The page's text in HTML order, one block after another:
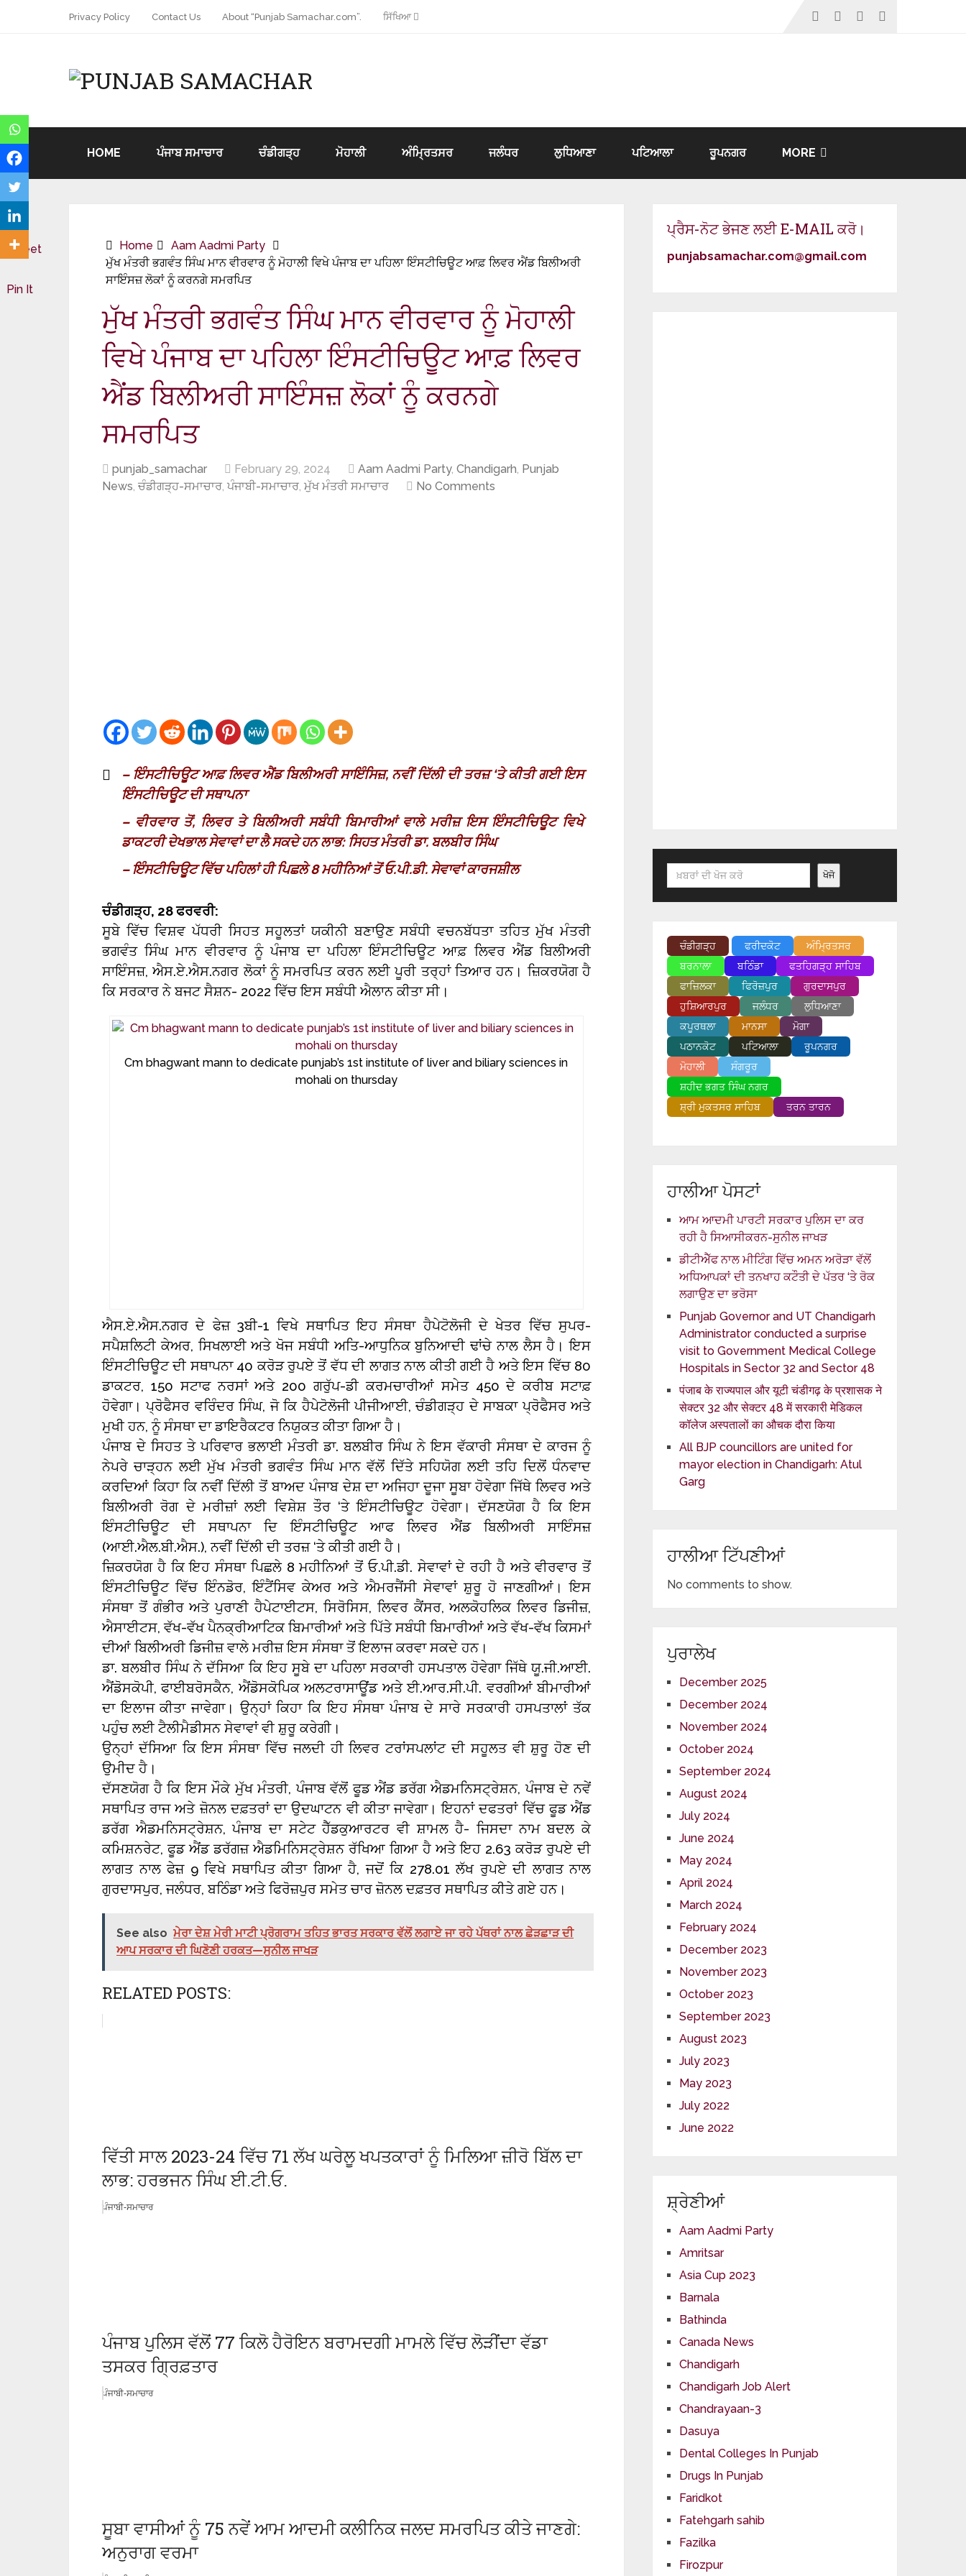
Privacy Policy Contact Us About “Punjab Samachar.com”. ਸਿੱਖਿਆ
HOME ਪੰਜਾਬ ਸਮਾਚਾਰ ਚੰਡੀਗੜ੍ਹ ਮੋਹਾਲੀ ਅੰਮ੍ਰਿਤਸਰ ਜਲੰਧਰ ਲੁਧਿਆਣਾ ਪਟਿਆਲਾ ਰੂਪਨਗਰ MORE
Home
Aam Aadmi Party
ਮੁੱਖ ਮੰਤਰੀ ਭਗਵੰਤ ਸਿੰਘ ਮਾਨ ਵੀਰਵਾਰ ਨੂੰ ਮੋਹਾਲੀ ਵਿਖੇ ਪੰਜਾਬ ਦਾ ਪਹਿਲਾ ਇੰਸਟੀਚਿਊਟ ਆਫ਼ ਲਿਵਰ ਐਂਡ ਬਿਲੀਅਰੀ
ਸਾਇੰਸਜ਼ ਲੋਕਾਂ ਨੂੰ ਕਰਨਗੇ ਸਮਰਪਿਤ
ਮੁੱਖ ਮੰਤਰੀ ਭਗਵੰਤ ਸਿੰਘ ਮਾਨ ਵੀਰਵਾਰ ਨੂੰ ਮੋਹਾਲੀ
ਵਿਖੇ ਪੰਜਾਬ ਦਾ ਪਹਿਲਾ ਇੰਸਟੀਚਿਊਟ ਆਫ਼ ਲਿਵਰ
ਐਂਡ ਬਿਲੀਅਰੀ ਸਾਇੰਸਜ਼ ਲੋਕਾਂ ਨੂੰ ਕਰਨਗੇ
ਸਮਰਪਿਤ
punjab_samachar February 29, 2024 Aam Aadmi Party, Chandigarh, Punjab
News, ਚੰਡੀਗੜ੍ਹ-ਸਮਾਚਾਰ, ਪੰਜਾਬੀ-ਸਮਾਚਾਰ, ਮੁੱਖ ਮੰਤਰੀ ਸਮਾਚਾਰ No Comments
– ਇੰਸਟੀਚਿਊਟ ਆਫ਼ ਲਿਵਰ ਐਂਡ ਬਿਲੀਅਰੀ ਸਾਇੰਸਿਜ਼, ਨਵੀਂ ਦਿੱਲੀ ਦੀ ਤਰਜ਼ ‘ਤੇ ਕੀਤੀ ਗਈ ਇਸ
ਇੰਸਟੀਚਿਊਟ ਦੀ ਸਥਾਪਨਾ
– ਵੀਰਵਾਰ ਤੋਂ, ਲਿਵਰ ਤੇ ਬਿਲੀਅਰੀ ਸਬੰਧੀ ਬਿਮਾਰੀਆਂ ਵਾਲੇ ਮਰੀਜ਼ ਇਸ ਇੰਸਟੀਚਿਊਟ ਵਿਖੇ
ਡਾਕਟਰੀ ਦੇਖਭਾਲ ਸੇਵਾਵਾਂ ਦਾ ਲੈ ਸਕਦੇ ਹਨ ਲਾਭ: ਸਿਹਤ ਮੰਤਰੀ ਡਾ. ਬਲਬੀਰ ਸਿੰਘ
– ਇੰਸਟੀਚਿਊਟ ਵਿੱਚ ਪਹਿਲਾਂ ਹੀ ਪਿਛਲੇ 8 ਮਹੀਨਿਆਂ ਤੋਂ ਓ.ਪੀ.ਡੀ. ਸੇਵਾਵਾਂ ਕਾਰਜਸ਼ੀਲ
ਚੰਡੀਗੜ੍ਹ, 28 ਫਰਵਰੀ:
ਸੂਬੇ ਵਿੱਚ ਵਿਸ਼ਵ ਪੱਧਰੀ ਸਿਹਤ ਸਹੂਲਤਾਂ ਯਕੀਨੀ ਬਣਾਉਣ ਸਬੰਧੀ ਵਚਨਬੱਧਤਾ ਤਹਿਤ ਮੁੱਖ ਮੰਤਰੀ
ਭਗਵੰਤ ਸਿੰਘ ਮਾਨ ਵੀਰਵਾਰ ਨੂੰ ਪੰਜਾਬ ਦਾ ਪਹਿਲਾ ਇੰਸਟੀਚਿਊਟ ਆਫ਼ ਲਿਵਰ ਐਂਡ ਬਿਲੀਅਰੀ
ਸਾਇੰਸਜ਼, ਐਸ.ਏ.ਐਸ.ਨਗਰ ਲੋਕਾਂ ਨੂੰ ਸਮਰਪਿਤ ਕਰਨ ਲਈ ਪੂਰੀ ਤਰ੍ਹਾਂ ਤਿਆਰ ਹਨ। ਜ਼ਿਕਰਯੋਗ ਹੈ
ਕਿ ਸਰਕਾਰ ਨੇ ਬਜਟ ਸੈਸ਼ਨ- 2022 ਵਿੱਚ ਇਸ ਸਬੰਧੀ ਐਲਾਨ ਕੀਤਾ ਸੀ।
Cm bhagwant mann to dedicate punjab’s 1st institute of liver and biliary sciences in
mohali on thursday
ਐਸ.ਏ.ਐਸ.ਨਗਰ ਦੇ ਫੇਜ਼ 3ਬੀ-1 ਵਿਖੇ ਸਥਾਪਿਤ ਇਹ ਸੰਸਥਾ ਹੈਪੇਟੋਲੋਜੀ ਦੇ ਖੇਤਰ ਵਿੱਚ ਸੁਪਰ-
ਸਪੈਸ਼ਲਿਟੀ ਕੇਅਰ, ਸਿਖਲਾਈ ਅਤੇ ਖੋਜ ਸਬੰਧੀ ਅਤਿ-ਆਧੁਨਿਕ ਬੁਨਿਆਦੀ ਢਾਂਚੇ ਨਾਲ ਲੈਸ ਹੈ। ਇਸ
ਇੰਸਟੀਚਿਊਟ ਦੀ ਸਥਾਪਨਾ 40 ਕਰੋੜ ਰੁਪਏ ਤੋਂ ਵੱਧ ਦੀ ਲਾਗਤ ਨਾਲ ਕੀਤੀ ਗਈ ਹੈ ਅਤੇ ਇਸ ਵਿੱਚ 80
ਡਾਕਟਰ, 150 ਸਟਾਫ ਨਰਸਾਂ ਅਤੇ 200 ਗਰੁੱਪ-ਡੀ ਕਰਮਚਾਰੀਆਂ ਸਮੇਤ 450 ਦੇ ਕਰੀਬ ਸਟਾਫ਼
ਹੋਵੇਗਾ। ਪ੍ਰੋਫੈਸਰ ਵਰਿੰਦਰ ਸਿੰਘ, ਜੋ ਕਿ ਹੈਪੇਟੋਲੋਜੀ ਪੀਜੀਆਈ, ਚੰਡੀਗੜ੍ਹ ਦੇ ਸਾਬਕਾ ਪ੍ਰੋਫੈਸਰ ਅਤੇ
ਮੁਖੀ ਹਨ, ਨੂੰ ਸੰਸਥਾ ਦਾ ਡਾਇਰੈਕਟਰ ਨਿਯੁਕਤ ਕੀਤਾ ਗਿਆ ਹੈ।
ਪੰਜਾਬ ਦੇ ਸਿਹਤ ਤੇ ਪਰਿਵਾਰ ਭਲਾਈ ਮੰਤਰੀ ਡਾ. ਬਲਬੀਰ ਸਿੰਘ ਨੇ ਇਸ ਵੱਕਾਰੀ ਸੰਸਥਾ ਦੇ ਕਾਰਜ ਨੂੰ
ਨੇਪਰੇ ਚਾੜ੍ਹਨ ਲਈ ਮੁੱਖ ਮੰਤਰੀ ਭਗਵੰਤ ਸਿੰਘ ਮਾਨ ਵੱਲੋਂ ਦਿੱਤੇ ਸਹਿਯੋਗ ਲਈ ਤਹਿ ਦਿਲੋਂ ਧੰਨਵਾਦ
ਕਰਦਿਆਂ ਕਿਹਾ ਕਿ ਨਵੀਂ ਦਿੱਲੀ ਤੋਂ ਬਾਅਦ ਪੰਜਾਬ ਦੇਸ਼ ਦਾ ਅਜਿਹਾ ਦੂਜਾ ਸੂਬਾ ਹੋਵੇਗਾ ਜਿੱਥੇ ਲਿਵਰ ਅਤੇ
ਬਿਲੀਅਰੀ ਰੋਗ ਦੇ ਮਰੀਜ਼ਾਂ ਲਈ ਵਿਸ਼ੇਸ਼ ਤੌਰ ‘ਤੇ ਇੰਸਟੀਚਿਊਟ ਹੋਵੇਗਾ। ਦੱਸਣਯੋਗ ਹੈ ਕਿ ਇਸ
ਇੰਸਟੀਚਿਊਟ ਦੀ ਸਥਾਪਨਾ ਦਿ ਇੰਸਟੀਚਿਊਟ ਆਫ ਲਿਵਰ ਐਂਡ ਬਿਲੀਅਰੀ ਸਾਇੰਸਜ਼
(ਆਈ.ਐਲ.ਬੀ.ਐਸ.), ਨਵੀਂ ਦਿੱਲੀ ਦੀ ਤਰਜ਼ ‘ਤੇ ਕੀਤੀ ਗਈ ਹੈ।
ਜ਼ਿਕਰਯੋਗ ਹੈ ਕਿ ਇਹ ਸੰਸਥਾ ਪਿਛਲੇ 8 ਮਹੀਨਿਆਂ ਤੋਂ ਓ.ਪੀ.ਡੀ. ਸੇਵਾਵਾਂ ਦੇ ਰਹੀ ਹੈ ਅਤੇ ਵੀਰਵਾਰ ਤੋਂ
ਇੰਸਟੀਚਿਊਟ ਵਿੱਚ ਇੰਨਡੋਰ, ਇੰਟੈਂਸਿਵ ਕੇਅਰ ਅਤੇ ਐਮਰਜੈਂਸੀ ਸੇਵਾਵਾਂ ਸ਼ੁਰੂ ਹੋ ਜਾਣਗੀਆਂ। ਇਸ
ਸੰਸਥਾ ਤੋਂ ਗੰਭੀਰ ਅਤੇ ਪੁਰਾਣੀ ਹੈਪੇਟਾਈਟਸ, ਸਿਰੋਸਿਸ, ਲਿਵਰ ਕੈਂਸਰ, ਅਲਕੋਹਲਿਕ ਲਿਵਰ ਡਿਜੀਜ਼,
ਐਸਾਈਟਸ, ਵੱਖ-ਵੱਖ ਪੈਨਕ੍ਰੀਆਟਿਕ ਬਿਮਾਰੀਆਂ ਅਤੇ ਪਿੱਤੇ ਸਬੰਧੀ ਬਿਮਾਰੀਆਂ ਅਤੇ ਵੱਖ-ਵੱਖ ਕਿਸਮਾਂ
ਦੀਆਂ ਬਿਲੀਅਰੀ ਡਿਜੀਜ਼ ਵਾਲੇ ਮਰੀਜ਼ ਇਸ ਸੰਸਥਾ ਤੋਂ ਇਲਾਜ ਕਰਵਾ ਸਕਦੇ ਹਨ।
ਡਾ. ਬਲਬੀਰ ਸਿੰਘ ਨੇ ਦੱਸਿਆ ਕਿ ਇਹ ਸੂਬੇ ਦਾ ਪਹਿਲਾ ਸਰਕਾਰੀ ਹਸਪਤਾਲ ਹੋਵੇਗਾ ਜਿੱਥੇ ਯੂ.ਜੀ.ਆਈ.
ਐਂਡੋਸਕੋਪੀ, ਫਾਈਬਰੋਸਕੈਨ, ਐਂਡੋਸਕੋਪਿਕ ਅਲਟਰਾਸਾਊਂਡ ਅਤੇ ਈ.ਆਰ.ਸੀ.ਪੀ. ਵਰਗੀਆਂ ਬੀਮਾਰੀਆਂ
ਦਾ ਇਲਾਜ ਕੀਤਾ ਜਾਵੇਗਾ। ਉਨ੍ਹਾਂ ਕਿਹਾ ਕਿ ਇਹ ਸੰਸਥਾ ਪੰਜਾਬ ਦੇ ਸਾਰੇ ਸਰਕਾਰੀ ਹਸਪਤਾਲਾਂ ਤੱਕ
ਪਹੁੰਚ ਲਈ ਟੈਲੀਮੈਡੀਸਨ ਸੇਵਾਵਾਂ ਵੀ ਸ਼ੁਰੂ ਕਰੇਗੀ।
ਉਨ੍ਹਾਂ ਦੱਸਿਆ ਕਿ ਇਸ ਸੰਸਥਾ ਵਿੱਚ ਜਲਦੀ ਹੀ ਲਿਵਰ ਟਰਾਂਸਪਲਾਂਟ ਦੀ ਸਹੂਲਤ ਵੀ ਸ਼ੁਰੂ ਹੋਣ ਦੀ
ਉਮੀਦ ਹੈ।
ਦੱਸਣਯੋਗ ਹੈ ਕਿ ਇਸ ਮੌਕੇ ਮੁੱਖ ਮੰਤਰੀ, ਪੰਜਾਬ ਵੱਲੋਂ ਫੂਡ ਐਂਡ ਡਰੱਗ ਐਡਮਨਿਸਟ੍ਰੇਸ਼ਨ, ਪੰਜਾਬ ਦੇ ਨਵੇਂ
ਸਥਾਪਿਤ ਰਾਜ ਅਤੇ ਜ਼ੋਨਲ ਦਫ਼ਤਰਾਂ ਦਾ ਉਦਘਾਟਨ ਵੀ ਕੀਤਾ ਜਾਵੇਗਾ। ਇਹਨਾਂ ਦਫਤਰਾਂ ਵਿੱਚ ਫੂਡ ਐਂਡ
ਡਰੱਗ ਐਡਮਨਿਸਟ੍ਰੇਸ਼ਨ, ਪੰਜਾਬ ਦਾ ਸਟੇਟ ਹੈੱਡਕੁਆਰਟਰ ਵੀ ਸ਼ਾਮਲ ਹੈ- ਜਿਸਦਾ ਨਾਮ ਬਦਲ ਕੇ
ਕਮਿਸ਼ਨਰੇਟ, ਫੂਡ ਐਂਡ ਡਰੱਗਜ਼ ਐਡਮਿਨਿਸਟ੍ਰੇਸ਼ਨ ਰੱਖਿਆ ਗਿਆ ਹੈ ਅਤੇ ਇਹ 2.63 ਕਰੋੜ ਰੁਪਏ ਦੀ
ਲਾਗਤ ਨਾਲ ਫੇਜ਼ 9 ਵਿਖੇ ਸਥਾਪਿਤ ਕੀਤਾ ਗਿਆ ਹੈ, ਜਦੋਂ ਕਿ 278.01 ਲੱਖ ਰੁਪਏ ਦੀ ਲਾਗਤ ਨਾਲ
ਗੁਰਦਾਸਪੁਰ, ਜਲੰਧਰ, ਬਠਿੰਡਾ ਅਤੇ ਫਿਰੋਜ਼ਪੁਰ ਸਮੇਤ ਚਾਰ ਜ਼ੋਨਲ ਦਫ਼ਤਰ ਸਥਾਪਿਤ ਕੀਤੇ ਗਏ ਹਨ।
See also ਮੇਰਾ ਦੇਸ਼ ਮੇਰੀ ਮਾਟੀ ਪ੍ਰੋਗਰਾਮ ਤਹਿਤ ਭਾਰਤ ਸਰਕਾਰ ਵੱਲੋਂ ਲਗਾਏ ਜਾ ਰਹੇ ਪੱਥਰਾਂ ਨਾਲ ਛੇੜਛਾੜ ਦੀ
ਆਪ ਸਰਕਾਰ ਦੀ ਘਿਣੋਣੀ ਹਰਕਤ—ਸੁਨੀਲ ਜਾਖੜ
RELATED POSTS:
ਵਿੱਤੀ ਸਾਲ 2023-24 ਵਿੱਚ 71 ਲੱਖ ਘਰੇਲੂ ਖਪਤਕਾਰਾਂ ਨੂੰ ਮਿਲਿਆ ਜ਼ੀਰੋ ਬਿੱਲ ਦਾ
ਲਾਭ: ਹਰਭਜਨ ਸਿੰਘ ਈ.ਟੀ.ਓ.
ਪੰਜਾਬੀ-ਸਮਾਚਾਰ
ਪੰਜਾਬ ਪੁਲਿਸ ਵੱਲੋਂ 77 ਕਿਲੋ ਹੈਰੋਇਨ ਬਰਾਮਦਗੀ ਮਾਮਲੇ ਵਿੱਚ ਲੋੜੀਂਦਾ ਵੱਡਾ
ਤਸਕਰ ਗ੍ਰਿਫ਼ਤਾਰ
ਪੰਜਾਬੀ-ਸਮਾਚਾਰ
ਸੂਬਾ ਵਾਸੀਆਂ ਨੂੰ 75 ਨਵੇਂ ਆਮ ਆਦਮੀ ਕਲੀਨਿਕ ਜਲਦ ਸਮਰਪਿਤ ਕੀਤੇ ਜਾਣਗੇ:
ਅਨੁਰਾਗ ਵਰਮਾ
Tweet
Pin It
ਪ੍ਰੈਸ-ਨੋਟ ਭੇਜਣ ਲਈ E-MAIL ਕਰੋ।
punjabsamachar.com@gmail.com
Search ਖੋਜੋ
ਚੰਡੀਗੜ੍ਹ ਫਰੀਦਕੋਟ
ਅੰਮ੍ਰਿਤਸਰ
ਬਰਨਾਲਾ
ਬਠਿੰਡਾ
ਫਤਹਿਗੜ੍ਹ ਸਾਹਿਬ
ਫਾਜ਼ਿਲਕਾ
ਫਿਰੋਜ਼ਪੁਰ
ਗੁਰਦਾਸਪੁਰ
ਹੁਸ਼ਿਆਰਪੁਰ
ਜਲੰਧਰ
ਲੁਧਿਆਣਾ
ਕਪੂਰਥਲਾ
ਮਾਨਸਾ
ਮੋਗਾ
ਪਠਾਨਕੋਟ
ਪਟਿਆਲਾ
ਰੂਪਨਗਰ
ਮੋਹਾਲੀ
ਸੰਗਰੂਰ
ਸ਼ਹੀਦ ਭਗਤ ਸਿੰਘ ਨਗਰ
ਸ਼੍ਰੀ ਮੁਕਤਸਰ ਸਾਹਿਬ
ਤਰਨ ਤਾਰਨ
ਹਾਲੀਆ ਪੋਸਟਾਂ
ਆਮ ਆਦਮੀ ਪਾਰਟੀ ਸਰਕਾਰ ਪੁਲਿਸ ਦਾ ਕਰ
ਰਹੀ ਹੈ ਸਿਆਸੀਕਰਨ-ਸੁਨੀਲ ਜਾਖੜ
ਡੀਟੀਐੱਫ ਨਾਲ ਮੀਟਿੰਗ ਵਿੱਚ ਅਮਨ ਅਰੋੜਾ ਵੱਲੋਂ
ਅਧਿਆਪਕਾਂ ਦੀ ਤਨਖਾਹ ਕਟੌਤੀ ਦੇ ਪੱਤਰ ‘ਤੇ ਰੋਕ
ਲਗਾਉਣ ਦਾ ਭਰੋਸਾ
Punjab Governor and UT Chandigarh
Administrator conducted a surprise
visit to Government Medical College
Hospitals in Sector 32 and Sector 48
पंजाब के राज्यपाल और यूटी चंडीगढ़ के प्रशासक ने
सेक्टर 32 और सेक्टर 48 में सरकारी मेडिकल
कॉलेज अस्पतालों का औचक दौरा किया
All BJP councillors are united for
mayor election in Chandigarh: Atul
Garg
ਹਾਲੀਆ ਟਿੱਪਣੀਆਂ
No comments to show.
ਪੁਰਾਲੇਖ
December 2025
December 2024
November 2024
October 2024
September 2024
August 2024
July 2024
June 2024
May 2024
April 2024
March 2024
February 2024
December 2023
November 2023
October 2023
September 2023
August 2023
July 2023
May 2023
July 2022
June 2022
ਸ਼੍ਰੇਣੀਆਂ
Aam Aadmi Party
Amritsar
Asia Cup 2023
Barnala
Bathinda
Canada News
Chandigarh
Chandigarh Job Alert
Chandrayaan-3
Dasuya
Dental Colleges In Punjab
Drugs In Punjab
Faridkot
Fatehgarh sahib
Fazilka
Firozpur